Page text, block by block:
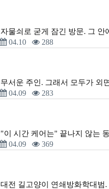
자물쇠로 굳게 잠긴 방문. 그 안
04.10
288
무서운 주인. 그래서 모두가 외
04.09
283
"이 시간 케어는" 끝나지 않는
04.09
369
대전 길고양이 연쇄방화학대범